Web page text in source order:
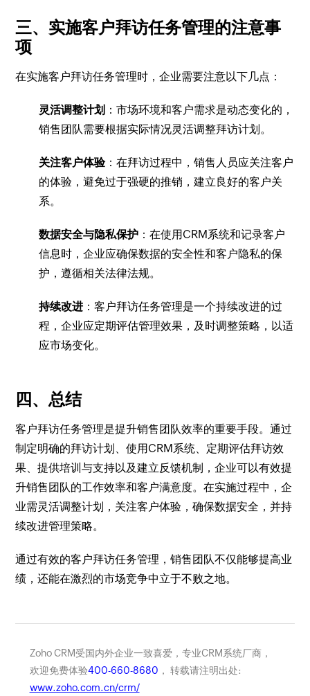
三、实施客户拜访任务管理的注意事
项
在实施客户拜访任务管理时，企业需要注意以下几点：
灵活调整计划 ：市场环境和客户需求是动态变化的，
销售团队需要根据实际情况灵活调整拜访计划。
关注客户体验：在拜访过程中，销售人员应关注客户
的体验，避免过于强硬的推销，建立良好的客户关
系。
数据安全与隐私保护 ：在使用CRM系统和记录客户
信息时，企业应确保数据的安全性和客户隐私的保
护，遵循相关法律法规。
持续改进 ：客户拜访任务管理是一个持续改进的过
程，企业应定期评估管理效果，及时调整策略，以适
应市场变化。
四、总结
客户拜访任务管理是提升销售团队效率的重要手段。通过
制定明确的拜访计划、使用CRM系统、定期评估拜访效
果、提供培训与支持以及建立反馈机制，企业可以有效提
升销售团队的工作效率和客户满意度。在实施过程中，企
业需灵活调整计划，关注客户体验，确保数据安全，并持
续改进管理策略。
通过有效的客户拜访任务管理，销售团队不仅能够提高业
绩，还能在激烈的市场竞争中立于不败之地。
Zoho CRM受国内外企业一致喜爱，专业CRM系统厂商，
欢迎免费体验400-660-8680 ， 转载请注明出处:
www.zoho.com.cn/crm/